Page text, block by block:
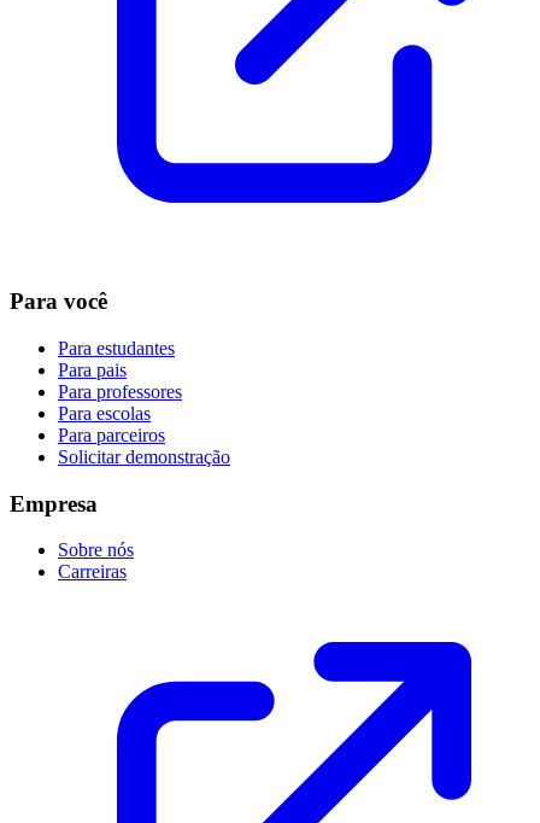
Para você
Para estudantes
Para pais
Para professores
Para escolas
Para parceiros
Solicitar demonstração
Empresa
Sobre nós
Carreiras